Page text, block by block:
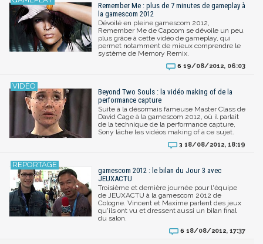
Remember Me : plus de 7 minutes de gameplay à
la gamescom 2012
Dévoilé en pleine gamescom 2012,
Remember Me de Capcom se dévoile un peu
plus grâce à cette vidéo de gameplay, qui
permet notamment de mieux comprendre le
système de Memory Remix.
6 19/08/2012, 06:03
Beyond Two Souls : la vidéo making of de la
performance capture
Suite à la désormais fameuse Master Class de
David Cage à la gamescom 2012, où il parlait
de la technique de la performance capture,
Sony lâche les vidéos making of à ce sujet.
3 18/08/2012, 18:19
gamescom 2012 : le bilan du Jour 3 avec
JEUXACTU
Troisième et dernière journée pour l'équipe
de JEUXACTU à la gamescom 2012 de
Cologne. Vincent et Maxime parlent des jeux
qu'ils ont vu et dressent aussi un bilan final
du salon.
6 18/08/2012, 17:37